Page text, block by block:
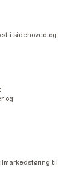
i sidehoved og
og
til